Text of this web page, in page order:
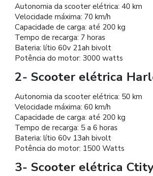
Autonomia da scooter elétrica: 40 km
Velocidade máxima: 70 km/h
Capacidade de carga: até 200 kg
Tempo de recarga: 7 horas
Bateria: lítio 60v 21ah bivolt
Potência do motor: 3000 watts
2- Scooter elétrica
Autonomia da scooter elétrica: 50 km
Velocidade máxima: 60 km/h
Capacidade de carga: até 200 kg
Tempo de recarga: 5 a 6 horas
Bateria: lítio 60v 13ah bivolt
Potência do motor: 1500 Watts
3- Scooter elétrica